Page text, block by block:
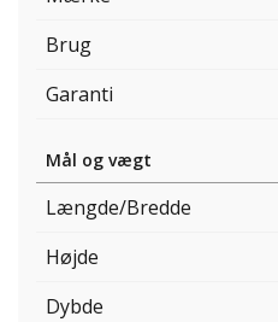
Brug
Garanti
Mål og vægt
Længde/Bredde
Højde
Dybde